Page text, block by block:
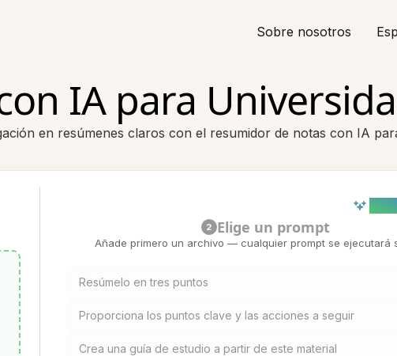
Sobre nosotros
IA para
en resúmenes claros con el resumidor de notas con IA
2 Elige un prompt
Añade primero un archivo — cualquier prompt se ejecutará
Resúmelo en tres puntos
Proporciona los puntos clave y las acciones a seguir
Crea una guía de estudio a partir de este material